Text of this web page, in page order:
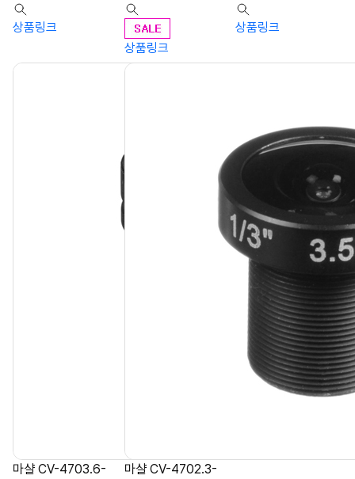
상품링크
상품링크
상품링크
마샬 CV-4703.6-
마샬 CV-4702.3-